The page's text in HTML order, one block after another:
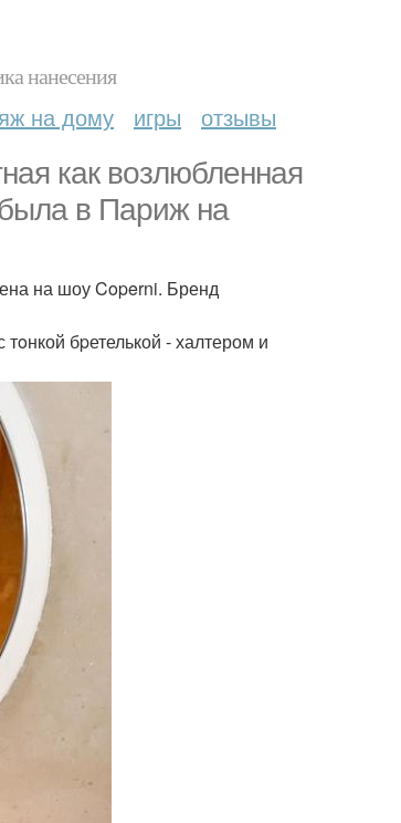
нанесения
на дому игры отзывы
как возлюблeнная
в Париж на
на шоу Coperni. Бренд
бpетелькой - халтером и